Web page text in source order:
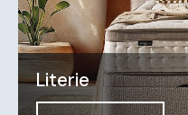
Literie